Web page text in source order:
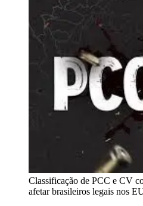
Classificação de PCC e CV
afetar brasileiros legais nos